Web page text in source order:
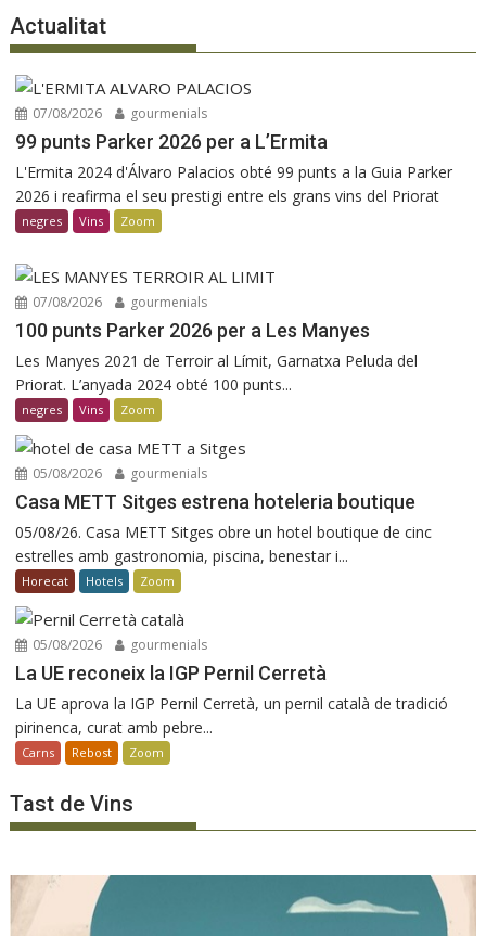
Actualitat
07/08/2026 gourmenials
99 punts Parker 2026 per a L’Ermita
L'Ermita 2024 d'Álvaro Palacios obté 99 punts a la Guia Parker
2026 i reafirma el seu prestigi entre els grans vins del Priorat
negres Vins Zoom
07/08/2026 gourmenials
100 punts Parker 2026 per a Les Manyes
Les Manyes 2021 de Terroir al Límit, Garnatxa Peluda del
Priorat. L’anyada 2024 obté 100 punts...
negres Vins Zoom
05/08/2026 gourmenials
Casa METT Sitges estrena hoteleria boutique
05/08/26. Casa METT Sitges obre un hotel boutique de cinc
estrelles amb gastronomia, piscina, benestar i...
Horecat Hotels Zoom
05/08/2026 gourmenials
La UE reconeix la IGP Pernil Cerretà
La UE aprova la IGP Pernil Cerretà, un pernil català de tradició
pirinenca, curat amb pebre...
Carns Rebost Zoom
Tast de Vins